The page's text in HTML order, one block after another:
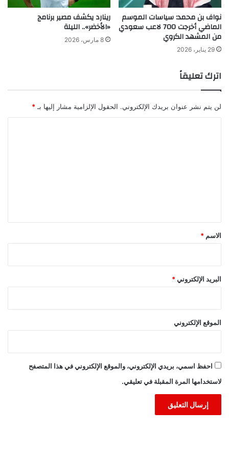
نواف بن محمد: سياسات الموسم
الماضي أخرجت 700 لاعب سعودي
من المشهد الكروي
29 يناير، 2026
رينارد يكشف مصير برنامج
«الأخضر».. الليلة
8 مارس، 2026
اترك تعليقاً
لن يتم نشر عنوان بريدك الإلكتروني. الحقول الإلزامية مشار إليها بـ *
*
الاسم *
البريد الإلكتروني *
الموقع الإلكتروني
احفظ اسمي، بريدي الإلكتروني، والموقع الإلكتروني في هذا المتصفح
لاستخدامها المرة المقبلة في تعليقي.